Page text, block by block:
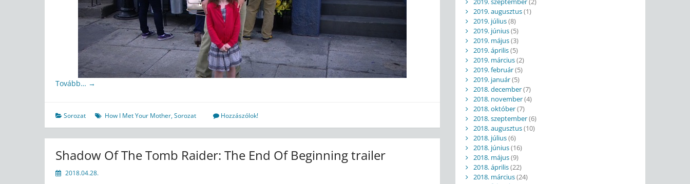
Tovább… →
Sorozat How I Met Your Mother,Sorozat Hozzászólok!
Shadow Of The Tomb Raider: The End Of Beginning trailer
2018.04.28.
2019. augusztus(1)
2019. július(8)
2019. június(5)
2019. május(3)
2019. április(5)
2019. március(2)
2019. február(5)
2019. január(5)
2018. december(7)
2018. november(4)
2018. október(7)
2018. szeptember(6)
2018. augusztus(10)
2018. július(6)
2018. június(16)
2018. május(9)
2018. április(22)
2018. március(24)